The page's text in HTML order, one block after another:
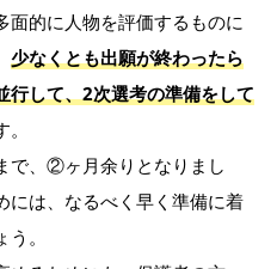
面的に人物を評価するものに
少なくとも出願が終わったら
行して、2次選考の準備をして
で、②ヶ月余りとなりまし
には、なるべく早く準備に着
。